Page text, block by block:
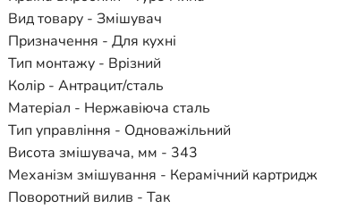
Вид товару - Змішувач
Призначення - Для кухні
Тип монтажу - Врізний
Колір - Антрацит/сталь
Матеріал - Нержавіюча сталь
Тип управління - Одноважільний
Висота змішувача, мм - 343
Механізм змішування - Керамічний картридж
Поворотний вилив - Так